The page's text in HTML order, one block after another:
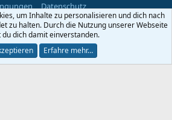
Datenschutz
R
S
S
® © 2010-2024 XenForo Ltd.
7 Zeit 0.1030s Max. Speicher
um Inhalte zu personalisieren und dich nach
zu halten. Durch die Nutzung unserer Webseite
dich damit einverstanden.
Erfahre mehr…